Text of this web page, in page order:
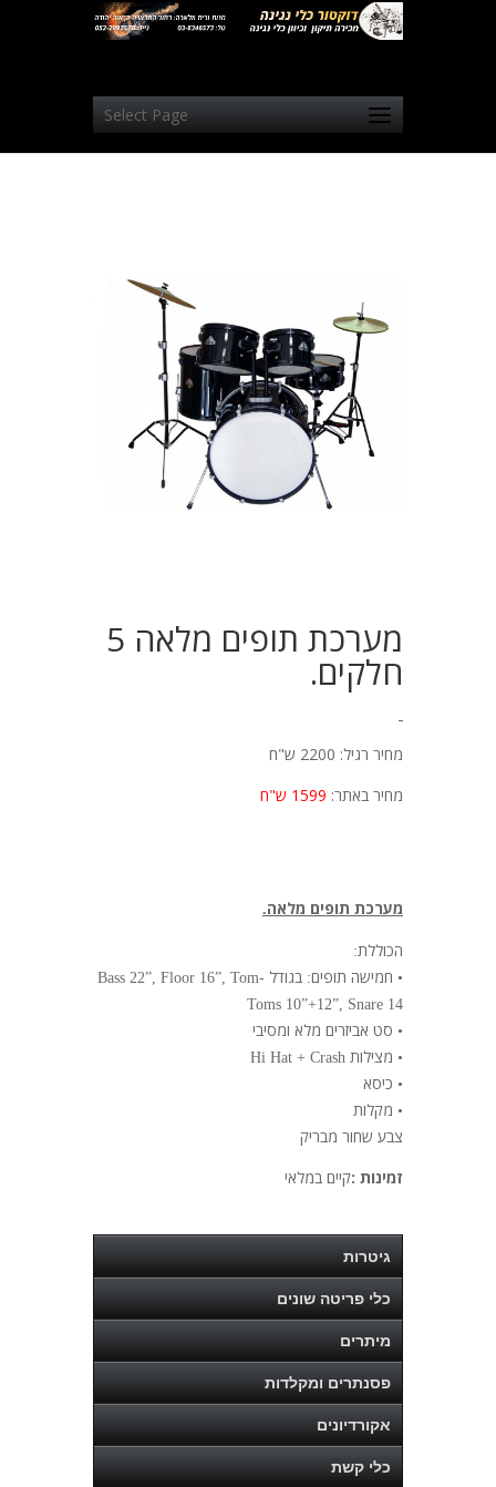
Select Page
מערכת תופים מלאה 5
חלקים.
מחיר רגיל: 2200 ש"ח
מחיר באתר: 1599 ש"ח
מערכת תופים מלאה.
הכוללת:
• חמישה תופים: בגודל Bass 22”, Floor 16”, Tom-
Toms 10”+12”, Snare 14
• סט אביזרים מלא ומסיבי
• מצילות Hi Hat + Crash
• כיסא
• מקלות
צבע שחור מבריק
זמינות :קיים במלאי
גיטרות
כלי פריטה שונים
מיתרים
פסנתרים ומקלדות
אקורדיונים
כלי קשת